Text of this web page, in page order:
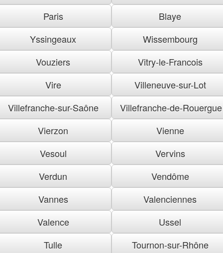
Paris
Blaye
Yssingeaux
Wissembourg
Vouziers
Vitry-le-Francois
Vire
Villeneuve-sur-Lot
Villefranche-sur-Saône
Villefranche-de-Rouergue
Vierzon
Vienne
Vesoul
Vervins
Verdun
Vendôme
Vannes
Valenciennes
Valence
Ussel
Tulle
Tournon-sur-Rhône